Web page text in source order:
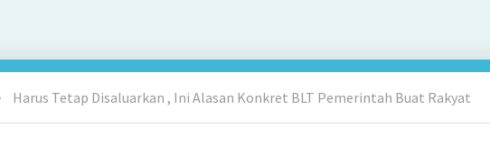
Harus Tetap Disaluarkan , Ini Alasan Konkret BLT Pemerintah Buat Rakyat